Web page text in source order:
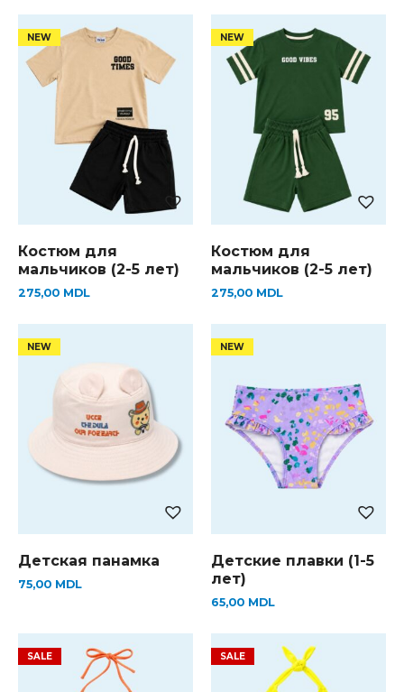
Костюм для
мальчиков (2-5 лет)
275,00 MDL
Костюм для
мальчиков (2-5 лет)
275,00 MDL
Детская панамка
75,00 MDL
Детские плавки (1-5
лет)
65,00 MDL